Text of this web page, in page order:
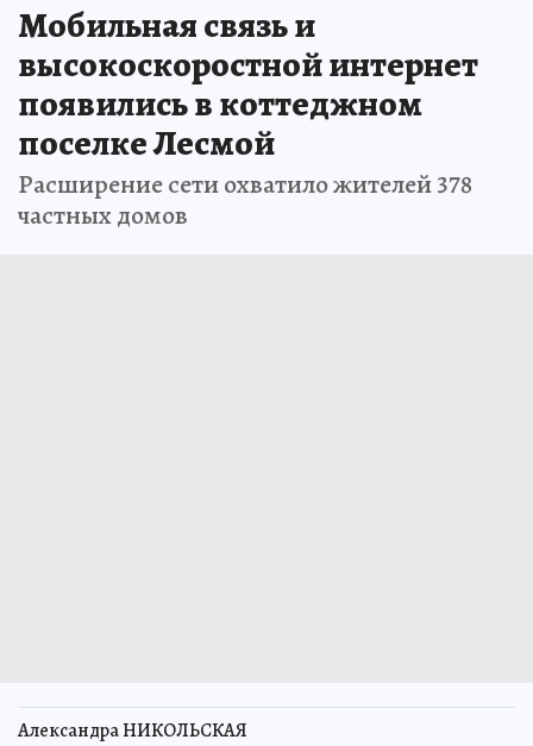
Мобильная связь и
высокоскоростной интернет
появились в коттеджном
поселке Лесмой
Расширение сети охватило жителей 378
частных домов
Александра НИКОЛЬСКАЯ